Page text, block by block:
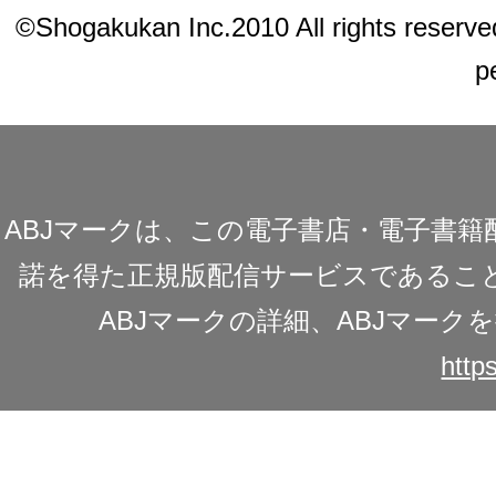
©Shogakukan Inc.2010 All rights
ABJマークは、この電子書店・電子書
諾を得た正規版配信サービスであるこ
ABJマークの詳細、ABJマーク